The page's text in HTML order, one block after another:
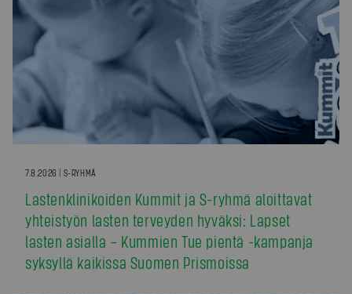
7.8.2026 | S-RYHMÄ
Lastenklinikoiden Kummit ja S-ryhmä aloittavat
yhteistyön lasten terveyden hyväksi: Lapset
lasten asialla – Kummien Tue pientä -kampanja
syksyllä kaikissa Suomen Prismoissa